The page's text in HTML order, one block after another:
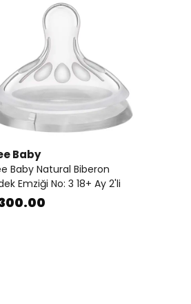
Baby
Baby Natural Biberon
Emziği No: 3 18+ Ay 2'li